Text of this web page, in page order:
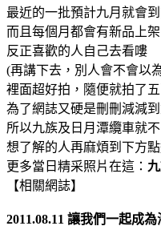
最近的一批預計九月就會
而且每個月都會有新品上架
反正喜歡的人自己去看嘍
(再講下去，別人會不會以
裡面超好拍，隨便就拍了
為了網誌又硬是刪刪減減
所以九族及日月潭纜車就
想了解的人再麻煩到下方
更多當日精采照片在這：
【相關網誌】
2011.08.11 讓我們一起成為